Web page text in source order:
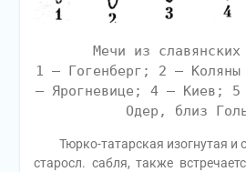
Мечи из славянских
1 — Гогенберг; 2 —
— Ярогневице; 4 — Киев;
Одер, близ
Тюрко-татарская изогнутая и
старосл. сабля, также